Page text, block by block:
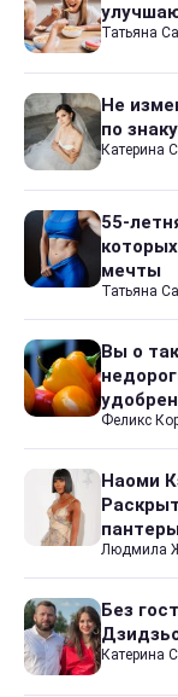
Татьяна
Не
по
Катерина
55-
мечты
Татьяна
Вы о
Феликс
Наоми
Людмила
Без
Катерина